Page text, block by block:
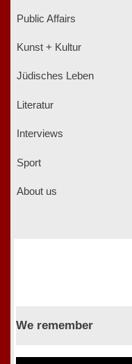
Public Affairs
Kunst + Kultur
Jüdisches Leben
Literatur
Interviews
Sport
About us
We remember